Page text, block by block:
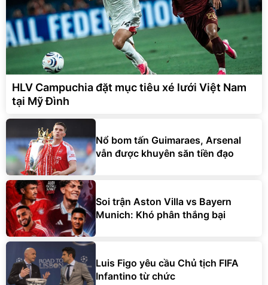
HLV Campuchia đặt mục tiêu xé lưới Việt Nam
tại Mỹ Đình
Nổ bom tấn Guimaraes, Arsenal
vẫn được khuyên săn tiền đạo
Soi trận Aston Villa vs Bayern
Munich: Khó phân thắng bại
Luis Figo yêu cầu Chủ tịch FIFA
Infantino từ chức